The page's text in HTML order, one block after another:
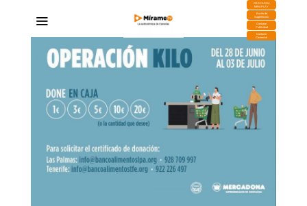
DESCARGA
MIRAPLAY
Buzón de
Sugerencias
Contratar
Publicidad
Contacto
Comercial